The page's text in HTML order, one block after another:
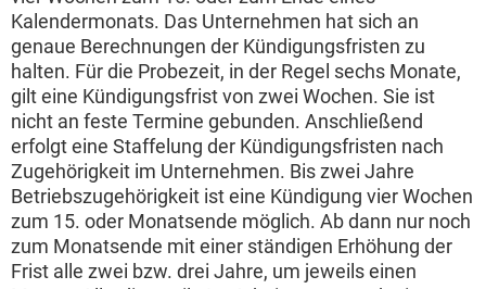
Kalendermonats. Das Unternehmen hat sich an
genaue Berechnungen der Kündigungsfristen zu
halten. Für die Probezeit, in der Regel sechs Monate,
gilt eine Kündigungsfrist von zwei Wochen. Sie ist
nicht an feste Termine gebunden. Anschließend
erfolgt eine Staffelung der Kündigungsfristen nach
Zugehörigkeit im Unternehmen. Bis zwei Jahre
Betriebszugehörigkeit ist eine Kündigung vier Wochen
zum 15. oder Monatsende möglich. Ab dann nur noch
zum Monatsende mit einer ständigen Erhöhung der
Frist alle zwei bzw. drei Jahre, um jeweils einen